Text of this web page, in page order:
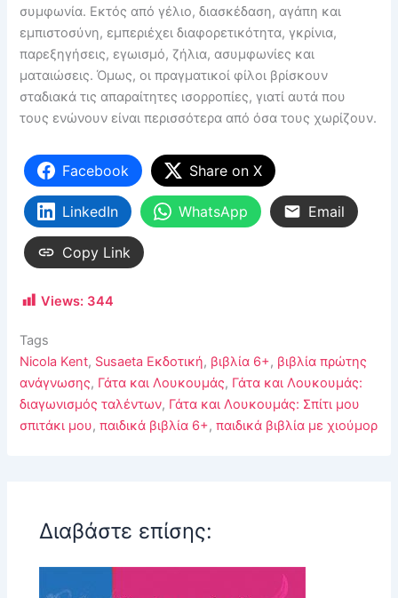
συμφωνία. Εκτός από γέλιο, διασκέδαση, αγάπη και
εμπιστοσύνη, εμπεριέχει διαφορετικότητα, γκρίνια,
παρεξηγήσεις, εγωισμό, ζήλια, ασυμφωνίες και
ματαιώσεις. Όμως, οι πραγματικοί φίλοι βρίσκουν
σταδιακά τις απαραίτητες ισορροπίες, γιατί αυτά που
τους ενώνουν είναι περισσότερα από όσα τους χωρίζουν.
Facebook Share on X
LinkedIn WhatsApp Email
Copy Link
Views: 344
Tags
Nicola Kent, Susaeta Εκδοτική, βιβλία 6+, βιβλία πρώτης
ανάγνωσης, Γάτα και Λουκουμάς, Γάτα και Λουκουμάς:
διαγωνισμός ταλέντων, Γάτα και Λουκουμάς: Σπίτι μου
σπιτάκι μου,παιδικά βιβλία 6+,παιδικά βιβλία με χιούμορ
Διαβάστε επίσης: